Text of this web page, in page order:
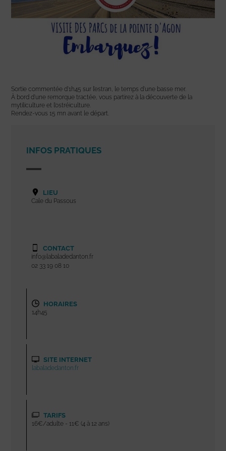
Sortie commentée d’1h45 sur l’estran, le temps d’une basse mer.
À bord d’une remorque tractée, vous partirez à la découverte de la
mytiliculture et l’ostréiculture.
Rendez-vous 15 mn avant le départ.
INFOS PRATIQUES
LIEU
Cale du Passous
CONTACT
info@labaladedanton.fr
02 33 19 08 10
HORAIRES
14h45
SITE INTERNET
labaladedanton.fr
TARIFS
16€/adulte - 11€ (4 à 12 ans)